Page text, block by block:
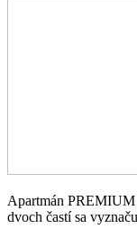
Apartmán PREMIUM
dvoch častí sa